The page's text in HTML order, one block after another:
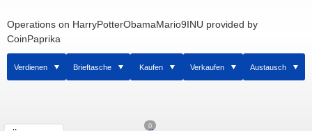
Operations on HarryPotterObamaMario9INU provided by
CoinPaprika
Verdienen Brieftasche Kaufen Verkaufen Austausch
0